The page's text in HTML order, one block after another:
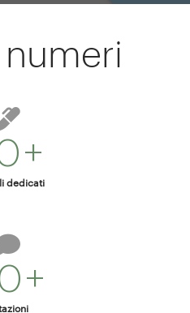
dedicati